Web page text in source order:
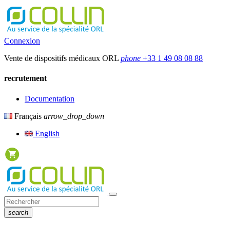
Connexion
Vente de dispositifs médicaux ORL phone +33 1 49 08 08 88
recrutement
Documentation
Français arrow_drop_down
English
search